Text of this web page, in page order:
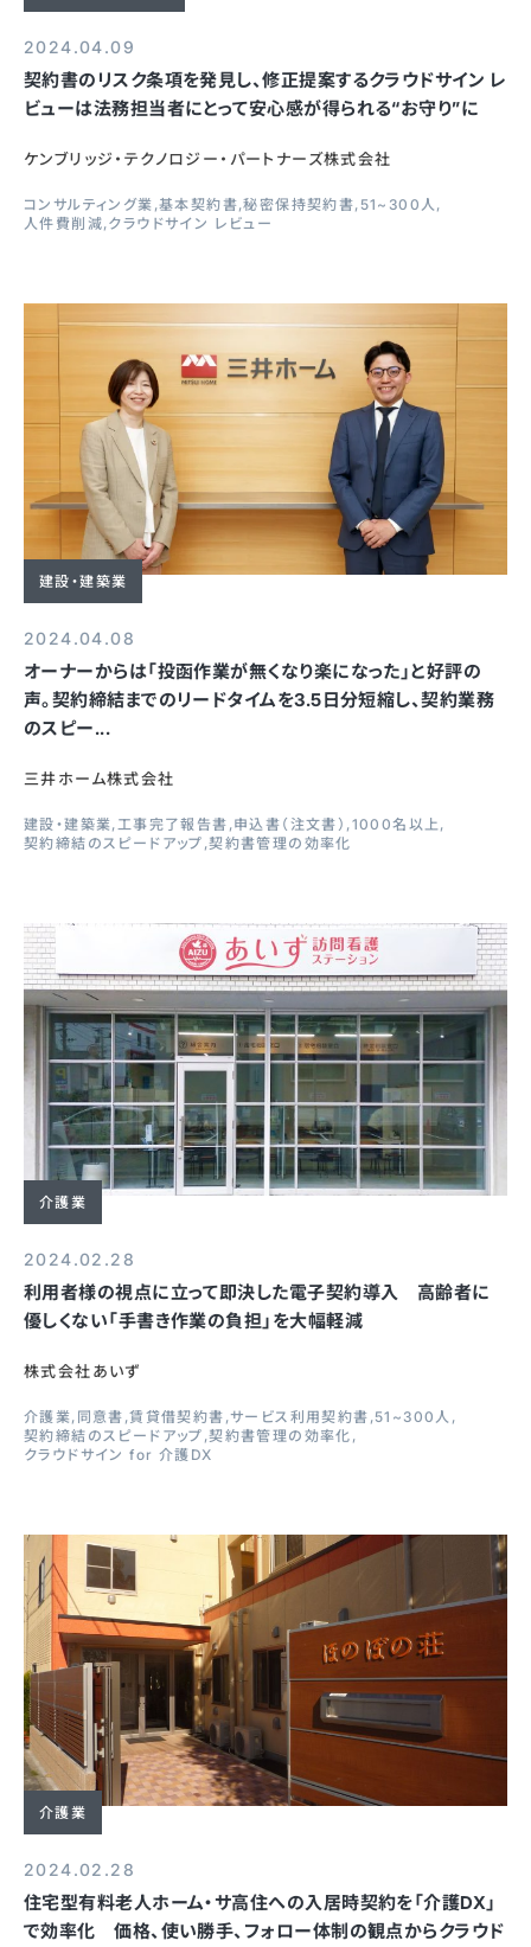
2024.04.09
契約書のリスク条項を発見し、修正提案するクラウドサイン レ
ビューは法務担当者にとって安心感が得られる“お守り”に
ケンブリッジ・テクノロジー・パートナーズ株式会社
コンサルティング業 基本契約書 秘密保持契約書 51~300人
人件費削減 クラウドサイン レビュー
建設・建築業
2024.04.08
オーナーからは「投函作業が無くなり楽になった」と好評の
声。契約締結までのリードタイムを3.5日分短縮し、契約業務
のスピー...
三井ホーム株式会社
建設・建築業 工事完了報告書 申込書（注文書） 1000名以上
契約締結のスピードアップ 契約書管理の効率化
介護業
2024.02.28
利用者様の視点に立って即決した電子契約導入 高齢者に
優しくない「手書き作業の負担」を大幅軽減
株式会社あいず
介護業 同意書 賃貸借契約書 サービス利用契約書 51~300人
契約締結のスピードアップ 契約書管理の効率化
クラウドサイン for 介護DX
介護業
2024.02.28
住宅型有料老人ホーム・サ高住への入居時契約を「介護DX」
で効率化 価格、使い勝手、フォロー体制の観点からクラウド